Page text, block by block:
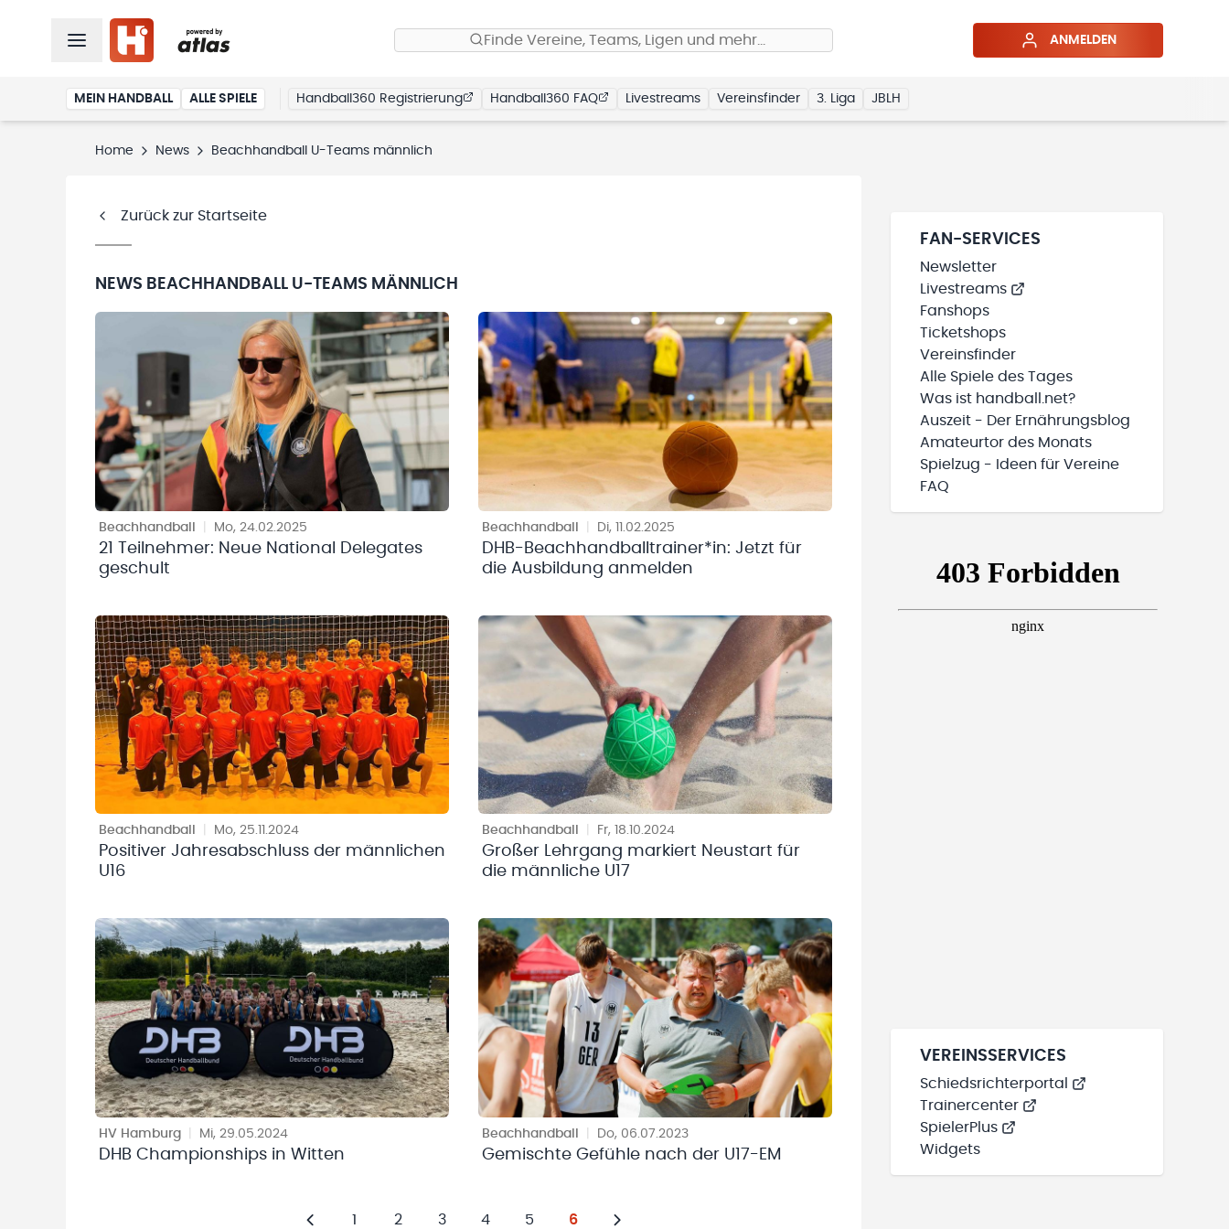
Finde Vereine, Teams, Ligen und mehr… ANMELDEN
MEIN HANDBALL ALLE SPIELE Handball360 Registrierung Handball360 FAQ Livestreams Vereinsfinder 3. Liga JBLH
Home News Beachhandball U-Teams männlich
Zurück zur Startseite
NEWS BEACHHANDBALL U-TEAMS MÄNNLICH
Beachhandball Mo, 24.02.2025
21 Teilnehmer: Neue National Delegates
geschult
Beachhandball Di, 11.02.2025
DHB-Beachhandballtrainer*in: Jetzt für
die Ausbildung anmelden
Beachhandball Mo, 25.11.2024
Positiver Jahresabschluss der männlichen
U16
Beachhandball Fr, 18.10.2024
Großer Lehrgang markiert Neustart für
die männliche U17
HV Hamburg Mi, 29.05.2024
DHB Championships in Witten
Beachhandball Do, 06.07.2023
Gemischte Gefühle nach der U17-EM
1 2 3 4 5 6
FAN-SERVICES
Newsletter
Livestreams
Fanshops
Ticketshops
Vereinsfinder
Alle Spiele des Tages
Was ist handball.net?
Auszeit - Der Ernährungsblog
Amateurtor des Monats
Spielzug - Ideen für Vereine
FAQ
VEREINSSERVICES
Schiedsrichterportal
Trainercenter
SpielerPlus
Widgets